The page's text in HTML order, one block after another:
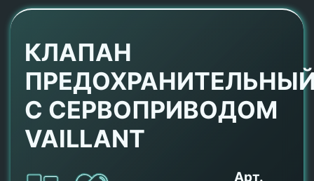
КЛАПАН
С СЕРВОПРИВОДОМ
VAILLANT
Арт.